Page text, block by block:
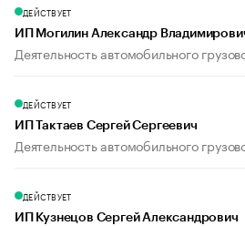
ДЕЙСТВУЕТ
ИП Могилин Александр
Деятельность автомобильного
ДЕЙСТВУЕТ
ИП Тактаев Сергей Сергеевич
Деятельность автомобильного
ДЕЙСТВУЕТ
ИП Кузнецов Сергей Александрович